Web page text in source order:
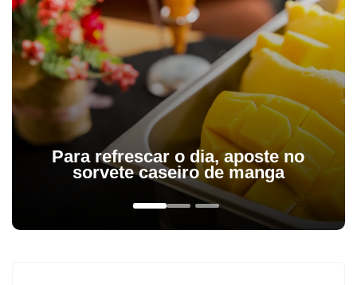
concluir um levantamento detalhado sobre as emendas. Assim,
ainda não há como saber quais foram as áreas que mais
despertaram o interesse dos parlamentares. De acordo com o
relator, há a possibilidade de ser alterado o número de emendas
– tanto à LOA quanto ao PPA. Isto porque o Poder Executivo
também pode apresentar emendas aos dois projetos enquanto
eles estão em tramitação na Comissão. Já o prazo para o
protocolo das emendas parlamentares encerrou no último dia 4.
De autoria do Poder Executivo, os projetos de nº 715/2015, que
dispõe sobre a Lei Orçamentária Anual (LOA) de 2016, e o de nº
Para refrescar o dia, aposte no
sorvete caseiro de manga